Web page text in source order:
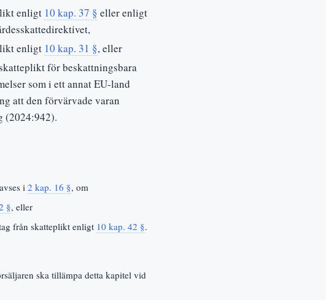
enligt 10 kap. 37 § eller enligt
enligt 10 kap. 31 §, eller
för beskattningsbara
som i ett annat EU-land
att den förvärvade varan
(2024:942).
i 2 kap. 16 §, om
§, eller
från skatteplikt enligt 10 kap. 42 §.
ska tillämpa detta kapitel vid